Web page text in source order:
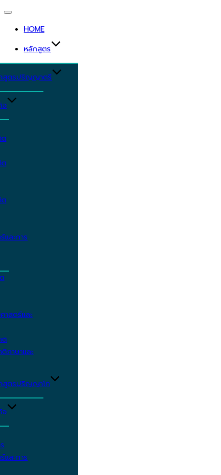
Toggle
navigation
HOME
หลักสูตร
สูตรปริญญาตรี
จ
ต
ต
ต
ละการ
สตร์และ
ติ
ภาษาและ
สูตรปริญญาโท
จ
ละการ